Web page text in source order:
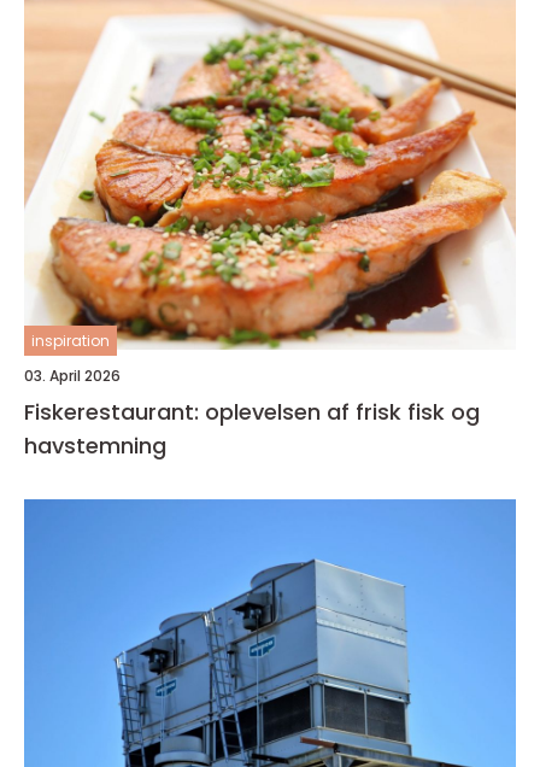
inspiration
03. April 2026
Fiskerestaurant: oplevelsen af frisk fisk og
havstemning